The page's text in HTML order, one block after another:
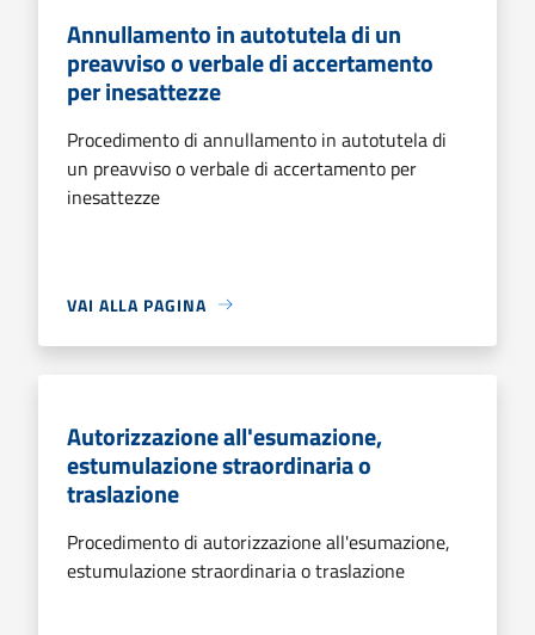
Annullamento in autotutela di un
preavviso o verbale di accertamento
per inesattezze
Procedimento di annullamento in autotutela di
un preavviso o verbale di accertamento per
inesattezze
VAI ALLA PAGINA
Autorizzazione all'esumazione,
estumulazione straordinaria o
traslazione
Procedimento di autorizzazione all'esumazione,
estumulazione straordinaria o traslazione